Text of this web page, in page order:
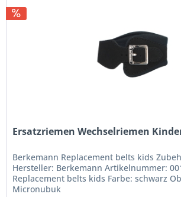
Ersatzriemen Wechselriemen
Berkemann Replacement belts kids
Hersteller: Berkemann Artikelnummer:
Replacement belts kids Farbe: schwarz
Micronubuk